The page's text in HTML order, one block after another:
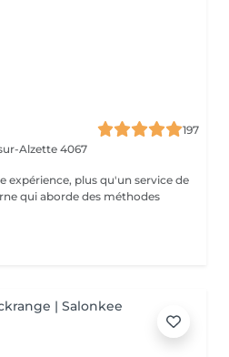
197
Alzette 4067
expérience, plus qu'un service de
qui aborde des méthodes